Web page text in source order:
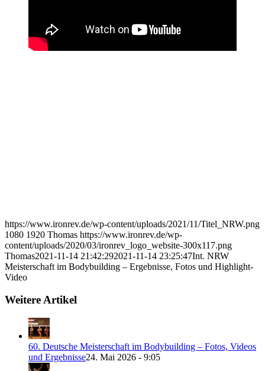
https://www.ironrev.de/wp-content/uploads/2021/11/Titel_NRW.png
1080 1920 Thomas https://www.ironrev.de/wp-
content/uploads/2020/03/ironrev_logo_website-300x117.png
Thomas2021-11-14 21:42:292021-11-14 23:25:47Int. NRW
Meisterschaft im Bodybuilding – Ergebnisse, Fotos und Highlight-
Video
Weitere Artikel
60. Deutsche Meisterschaft im Bodybuilding – Fotos, Videos
und Ergebnisse24. Mai 2026 - 9:05